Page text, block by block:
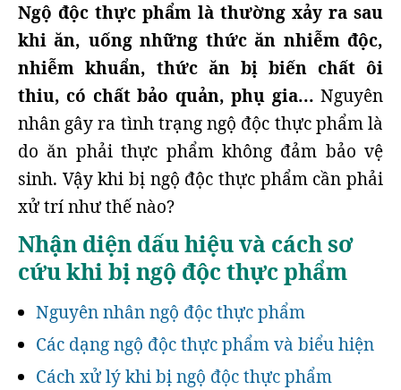
Ngộ độc thực phẩm là thường xảy ra sau
khi ăn, uống những thức ăn nhiễm độc,
nhiễm khuẩn, thức ăn bị biến chất ôi
thiu, có chất bảo quản, phụ gia... Nguyên
nhân gây ra tình trạng ngộ độc thực phẩm là
do ăn phải thực phẩm không đảm bảo vệ
sinh. Vậy khi bị ngộ độc thực phẩm cần phải
xử trí như thế nào?
Nhận diện dấu hiệu và cách sơ
cứu khi bị ngộ độc thực phẩm
Nguyên nhân ngộ độc thực phẩm
Các dạng ngộ độc thực phẩm và biểu hiện
Cách xử lý khi bị ngộ độc thực phẩm